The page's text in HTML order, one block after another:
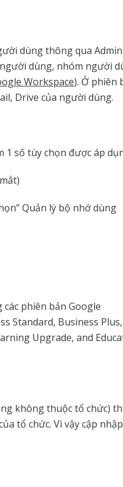
dùng thông qua Admin
dùng, nhóm người
Workspace). Ở phiên
Drive của người dùng.
số tùy chọn được áp
Quản lý bộ nhớ dùng
phiên bản Google
Standard, Business Plus,
Upgrade, and
không thuộc tổ chức)
tổ chức. Vì vậy cập